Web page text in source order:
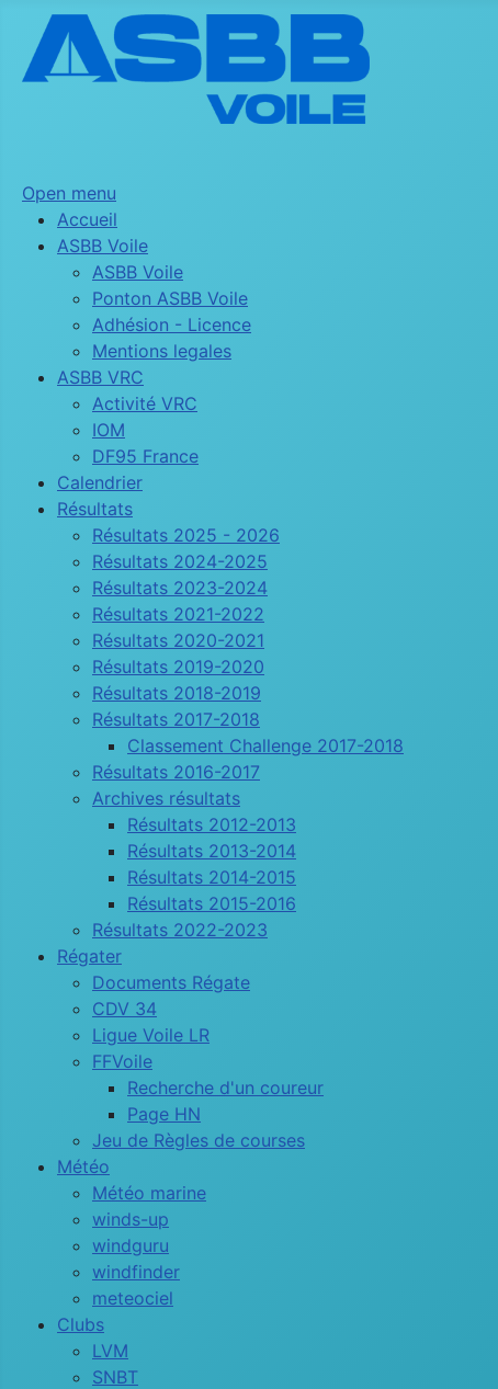
Open menu
Accueil
ASBB Voile
ASBB Voile
Ponton ASBB Voile
Adhésion - Licence
Mentions legales
ASBB VRC
Activité VRC
IOM
DF95 France
Calendrier
Résultats
Résultats 2025 - 2026
Résultats 2024-2025
Résultats 2023-2024
Résultats 2021-2022
Résultats 2020-2021
Résultats 2019-2020
Résultats 2018-2019
Résultats 2017-2018
Classement Challenge 2017-2018
Résultats 2016-2017
Archives résultats
Résultats 2012-2013
Résultats 2013-2014
Résultats 2014-2015
Résultats 2015-2016
Résultats 2022-2023
Régater
Documents Régate
CDV 34
Ligue Voile LR
FFVoile
Recherche d'un coureur
Page HN
Jeu de Règles de courses
Météo
Météo marine
winds-up
windguru
windfinder
meteociel
Clubs
LVM
SNBT